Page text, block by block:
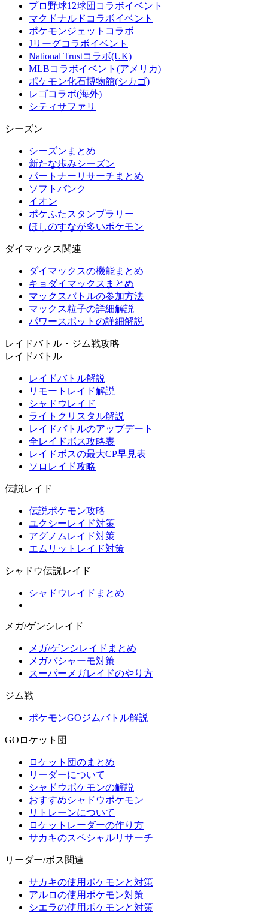
プロ野球12球団コラボイベント
マクドナルドコラボイベント
ポケモンジェットコラボ
Jリーグコラボイベント
National Trustコラボ(UK)
MLBコラボイベント(アメリカ)
ポケモン化石博物館(シカゴ)
レゴコラボ(海外)
シティサファリ
シーズン
シーズンまとめ
新たな歩みシーズン
パートナーリサーチまとめ
ソフトバンク
イオン
ポケふたスタンプラリー
ほしのすなが多いポケモン
ダイマックス関連
ダイマックスの機能まとめ
キョダイマックスまとめ
マックスバトルの参加方法
マックス粒子の詳細解説
パワースポットの詳細解説
レイドバトル・ジム戦攻略
レイドバトル
レイドバトル解説
リモートレイド解説
シャドウレイド
ライトクリスタル解説
レイドバトルのアップデート
全レイドボス攻略表
レイドボスの最大CP早見表
ソロレイド攻略
伝説レイド
伝説ポケモン攻略
ユクシーレイド対策
アグノムレイド対策
エムリットレイド対策
シャドウ伝説レイド
シャドウレイドまとめ
メガ/ゲンシレイド
メガ/ゲンシレイドまとめ
メガバシャーモ対策
スーパーメガレイドのやり方
ジム戦
ポケモンGOジムバトル解説
GOロケット団
ロケット団のまとめ
リーダーについて
シャドウポケモンの解説
おすすめシャドウポケモン
リトレーンについて
ロケットレーダーの作り方
サカキのスペシャルリサーチ
リーダー/ボス関連
サカキの使用ポケモンと対策
アルロの使用ポケモン対策
シエラの使用ポケモンと対策